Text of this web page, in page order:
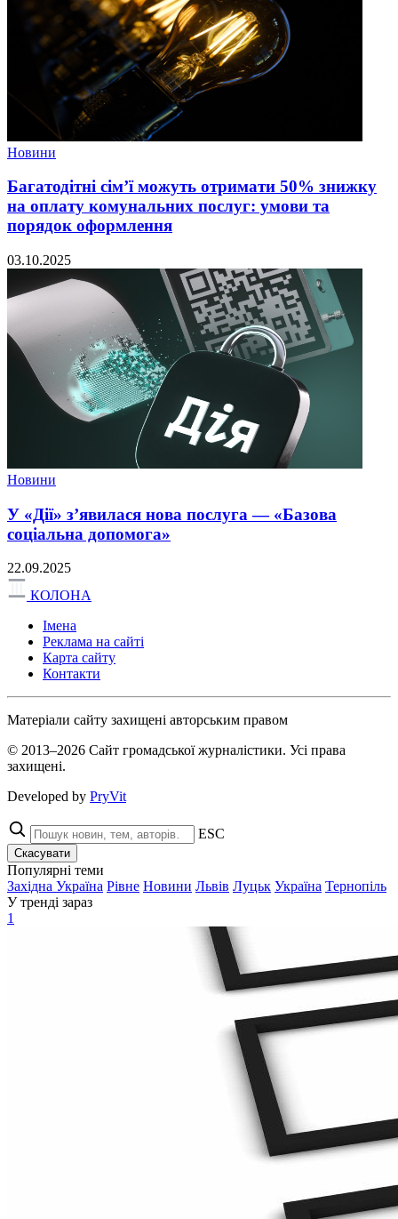
Новини
Багатодітні сім’ї можуть отримати 50% знижку
на оплату комунальних послуг: умови та
порядок оформлення
03.10.2025
Новини
У «Дії» з’явилася нова послуга — «Базова
соціальна допомога»
22.09.2025
КОЛОНА
Імена
Реклама на сайті
Карта сайту
Контакти
Матеріали сайту захищені авторським правом
© 2013–2026 Сайт громадської журналістики. Усі права
захищені.
Developed by PryVit
ESC
Скасувати
Популярні теми
Західна Україна Рівне Новини Львів Луцьк Україна Тернопіль
У тренді зараз
1